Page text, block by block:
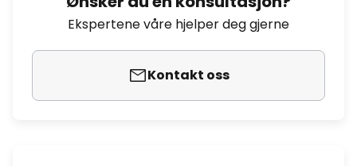
Ekspertene våre hjelper deg gjerne
Kontakt oss